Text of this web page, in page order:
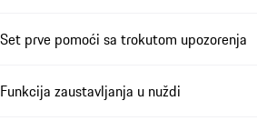
Set prve pomoći sa trokutom upozorenja
Funkcija zaustavljanja u nuždi